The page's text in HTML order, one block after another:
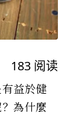
183 阅读
益於健
為什麼